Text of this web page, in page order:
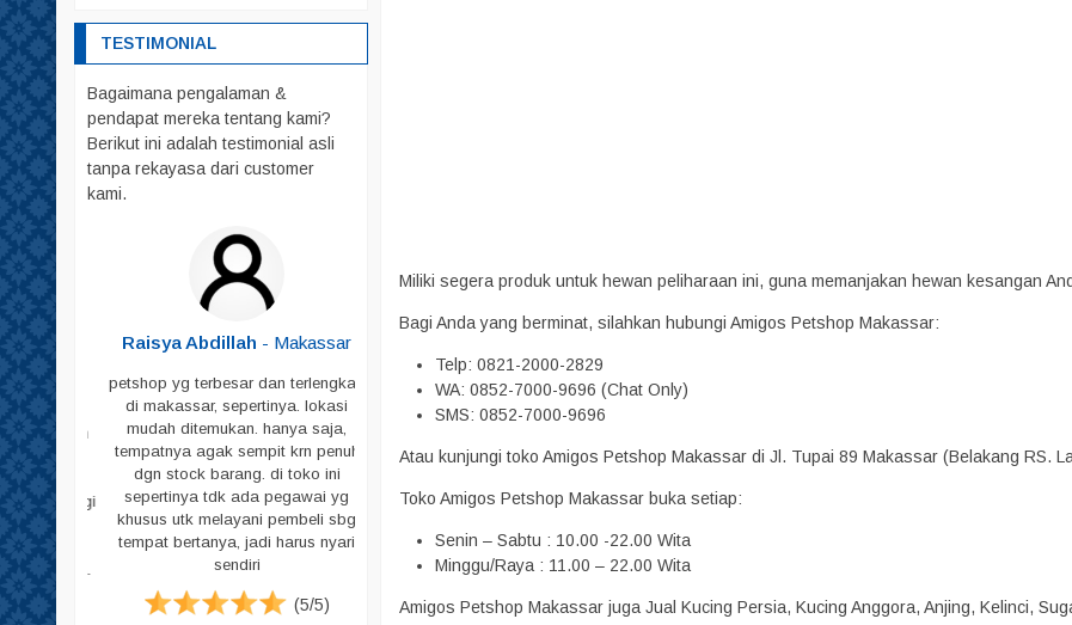
Miliki segera produk untuk hewan peliharaan ini, guna memanjakan hewan kesangan
Bagi Anda yang berminat, silahkan hubungi Amigos Petshop Makassar:
Telp: 0821-2000-2829
WA: 0852-7000-9696 (Chat Only)
SMS: 0852-7000-9696
Atau kunjungi toko Amigos Petshop Makassar di Jl. Tupai 89 Makassar (Belakang RS.
Toko Amigos Petshop Makassar buka setiap:
Senin – Sabtu : 10.00 -22.00 Wita
Minggu/Raya : 11.00 – 22.00 Wita
Amigos Petshop Makassar juga Jual Kucing Persia, Kucing Anggora, Anjing, Kelinci,
whiskas
Pakaian
Parfum
Pelebat Bulu
Sisir
Skop PUP
Tas & Cannel Box
Tempat Makan
Tempat PUP
Pampers
TESTIMONIAL
Bagaimana pengalaman &
pendapat mereka tentang kami?
Berikut ini adalah testimonial asli
tanpa rekayasa dari customer
kami.
Raisya Abdillah- Makassar
petshop yg terbesar dan terlengkap
di makassar, sepertinya. lokasi
mudah ditemukan. hanya saja,
tempatnya agak sempit krn penuh
dgn stock barang. di toko ini
sepertinya tdk ada pegawai yg
khusus utk melayani pembeli sbg
tempat bertanya, jadi harus nyari
sendiri
(5/5)